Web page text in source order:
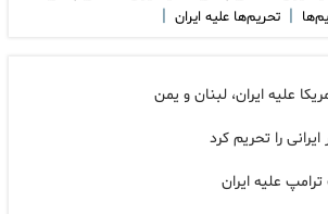
| تحریم‌ها علیه ایران |
علیه ایران، لبنان و یمن
علیه ایران